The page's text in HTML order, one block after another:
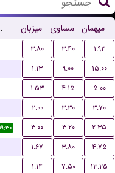
میزبان مساوی میهمان
۳.۸۰ ۳.۴۰
۱.۹۲
۱.۱۳ ۹.۰۰
۱۵.۰۰
۱.۵۳ ۴.۱۵
۵.۰۰
۲.۰۰ ۳.۳۰
۳.۷۰
۱۹:۳۰ ۳.۰۰ ۳.۲۰
۲.۳۵
۱.۶۷ ۳.۸۰
۴.۷۵
۱.۱۴ ۷.۵۰
۱۳.۲۵